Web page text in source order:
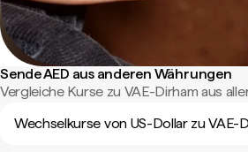
Sende AED aus anderen Währungen
Vergleiche Kurse zu VAE-Dirham aus
Wechselkurse von US-Dollar zu VAE-